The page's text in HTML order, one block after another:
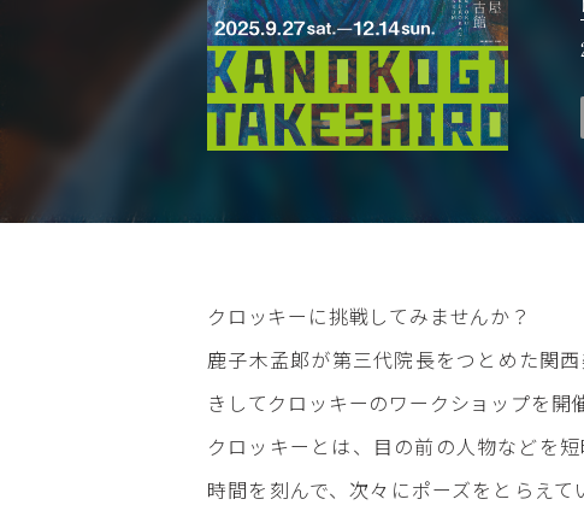
クロッキーに挑戦してみませんか？
鹿子木孟郞が第三代院長をつとめた関
きしてクロッキーのワークショップを開
クロッキーとは、目の前の人物などを
時間を刻んで、次々にポーズをとらえ